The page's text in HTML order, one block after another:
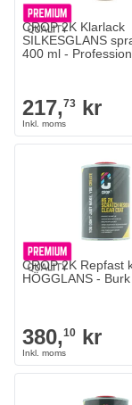
CROP 2K Klarlack
SILKESGLANS
400 ml -
217,73 kr
CROP 2K Repfast
HÖGGLANS -
380,10 kr